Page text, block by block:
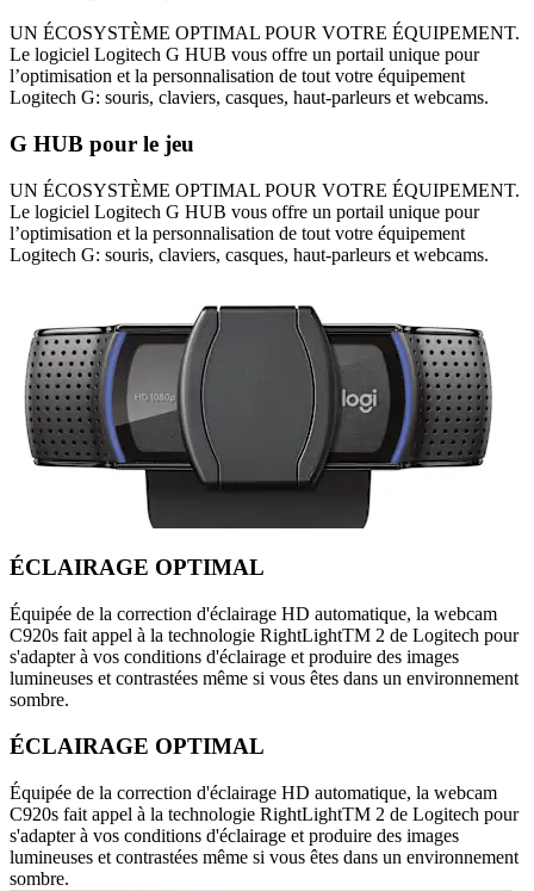
UN ÉCOSYSTÈME OPTIMAL POUR VOTRE ÉQUIPEMENT.
Le logiciel Logitech G HUB vous offre un portail unique pour
l’optimisation et la personnalisation de tout votre équipement
Logitech G: souris, claviers, casques, haut-parleurs et webcams.
G HUB pour le jeu
UN ÉCOSYSTÈME OPTIMAL POUR VOTRE ÉQUIPEMENT.
Le logiciel Logitech G HUB vous offre un portail unique pour
l’optimisation et la personnalisation de tout votre équipement
Logitech G: souris, claviers, casques, haut-parleurs et webcams.
ÉCLAIRAGE OPTIMAL
Équipée de la correction d'éclairage HD automatique, la webcam
C920s fait appel à la technologie RightLightTM 2 de Logitech pour
s'adapter à vos conditions d'éclairage et produire des images
lumineuses et contrastées même si vous êtes dans un environnement
sombre.
ÉCLAIRAGE OPTIMAL
Équipée de la correction d'éclairage HD automatique, la webcam
C920s fait appel à la technologie RightLightTM 2 de Logitech pour
s'adapter à vos conditions d'éclairage et produire des images
lumineuses et contrastées même si vous êtes dans un environnement
sombre.